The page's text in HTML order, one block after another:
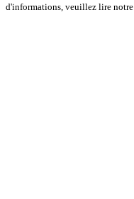
d'informations, veuillez lire notre